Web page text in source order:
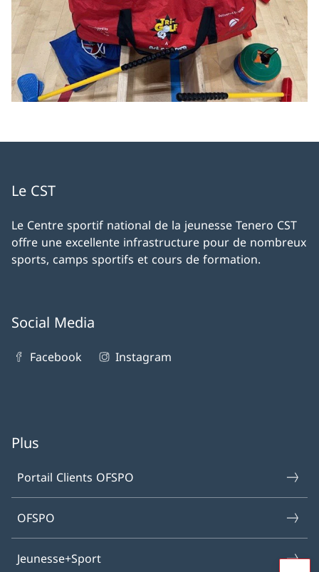
Le CST
Le Centre sportif national de la jeunesse Tenero CST
offre une excellente infrastructure pour de nombreux
sports, camps sportifs et cours de formation.
Social Media
Facebook Instagram
Plus
Portail Clients OFSPO
OFSPO
Jeunesse+Sport